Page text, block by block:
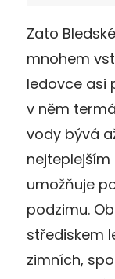
Zato
mnohem
ledovce asi
v něm
vody bývá
umožňuje
podzimu.
střediskem
zimních,